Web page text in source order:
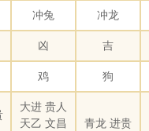
冲兔 冲龙
凶 吉
鸡 狗
大进 贵人
天乙 文昌
青龙 进贵